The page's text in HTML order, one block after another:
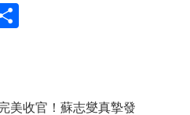
美收官！蘇志燮真摯發